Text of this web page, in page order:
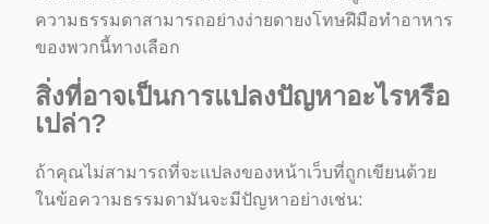
ความธรรมดาสามารถอย่างง่ายดายงโทษฝีมือทำอาหาร
ของพวกนี้ทางเลือก
สิ่งที่อาจเป็นการแปลงปัญหาอะไรหรือ
เปล่า?
ถ้าคุณไม่สามารถที่จะแปลงของหน้าเว็บที่ถูกเขียนด้วย
ในข้อความธรรมดามันจะมีปัญหาอย่างเช่น: